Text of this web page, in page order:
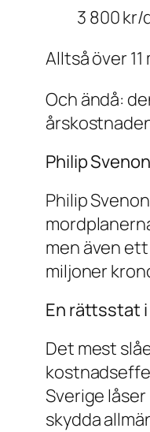
3 800 kr/
Alltså över
Och ändå:
Philip
Philip
men även
miljoner
En rättsstat
Det mest
Sverige
skydda